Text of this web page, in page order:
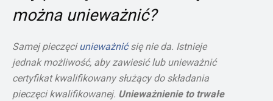
można unieważnić?
Samej pieczęciunieważnićsię nie da. Istnieje
jednak możliwość, aby zawiesić lub unieważnić
certyfikat kwalifikowany służący do składania
pieczęci kwalifikowanej. Unieważnienie to trwałe